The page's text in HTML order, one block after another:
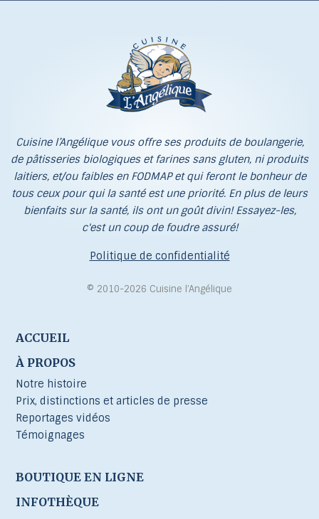
Cuisine l’Angélique vous offre ses produits de boulangerie,
de pâtisseries biologiques et farines sans gluten, ni produits
laitiers, et/ou faibles en FODMAP et qui feront le bonheur de
tous ceux pour qui la santé est une priorité. En plus de leurs
bienfaits sur la santé, ils ont un goût divin! Essayez-les,
c'est un coup de foudre assuré!
Politique de confidentialité
© 2010-2026 Cuisine l’Angélique
ACCUEIL
À PROPOS
Notre histoire
Prix, distinctions et articles de presse
Reportages vidéos
Témoignages
BOUTIQUE EN LIGNE
INFOTHÈQUE